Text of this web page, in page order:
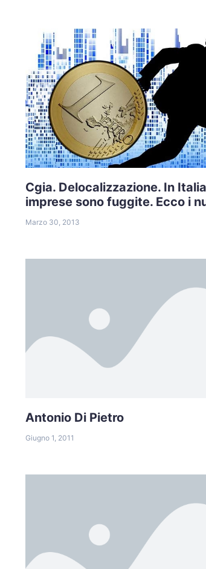
Cgia. Delocalizzazione. In
imprese sono fuggite. Ecco i
Marzo 30, 2013
Antonio Di Pietro
Giugno 1, 2011